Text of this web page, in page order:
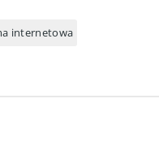
do zmieniających się